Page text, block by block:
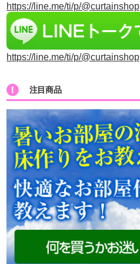
https://line.me/ti/p/@curtainshop
https://line.me/ti/p/@curtainshop
注目商品